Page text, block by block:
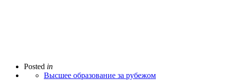
Posted in
Высшее образование за рубежом